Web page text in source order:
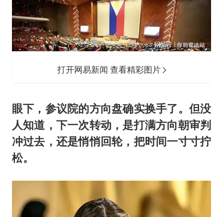
打开网易新闻 查看精彩图片
眼下，参议院的方向盘确实换手了。但没
人知道，下一次转动，是打满方向朝审判
冲过去，还是悄悄回轮，把时间一寸寸拧
松。